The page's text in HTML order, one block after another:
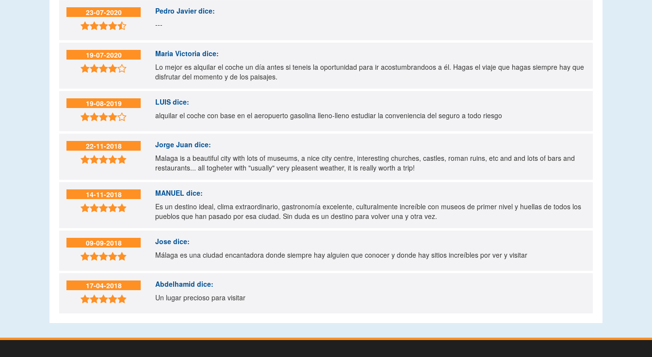
23-07-2020

Pedro Javierdice:
---
19-07-2020

Maria Victoria dice:
Lo mejor es alquilar el coche un día antes si teneis la oportunidad para ir acostumbrandoos a él. Hagas el viaje que hagas siempre hay que
disfrutar del momento y de los paisajes.
19-08-2019

LUIS dice:
alquilar el coche con base en el aeropuerto gasolina lleno-lleno estudiar la conveniencia del seguro a todo riesgo
22-11-2018

Jorge Juan dice:
Malaga is a beautiful city with lots of museums, a nice city centre, interesting churches, castles, roman ruins, etc and and lots of bars and
restaurants... all togheter with "usually" very pleasent weather, it is really worth a trip!
14-11-2018

MANUEL dice:
Es un destino ideal, clima extraordinario, gastronomía excelente, culturalmente increíble con museos de primer nivel y huellas de todos los
pueblos que han pasado por esa ciudad. Sin duda es un destino para volver una y otra vez.
09-09-2018

Jose dice:
Málaga es una ciudad encantadora donde siempre hay alguien que conocer y donde hay sitios increíbles por ver y visitar
17-04-2018

Abdelhamid dice:
Un lugar precioso para visitar